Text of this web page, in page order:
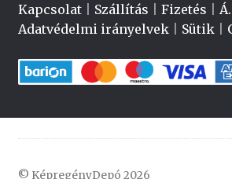
Kapcsolat| Szállítás Fizetés
Adatvédelmi irányelvek| Sütik|
© KépregényDepó 2026